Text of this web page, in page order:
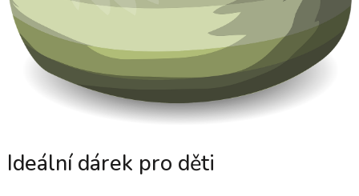
Ideální dárek pro děti